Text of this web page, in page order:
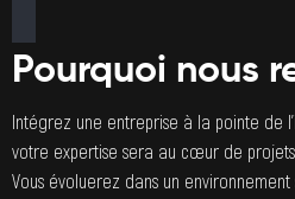
Pourquoi nous
Intégrez une entreprise à la pointe de
votre expertise sera au cœur de
Vous évoluerez dans un